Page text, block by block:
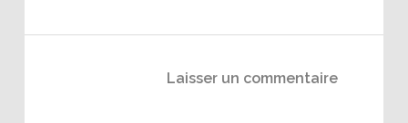
Laisser un commentaire